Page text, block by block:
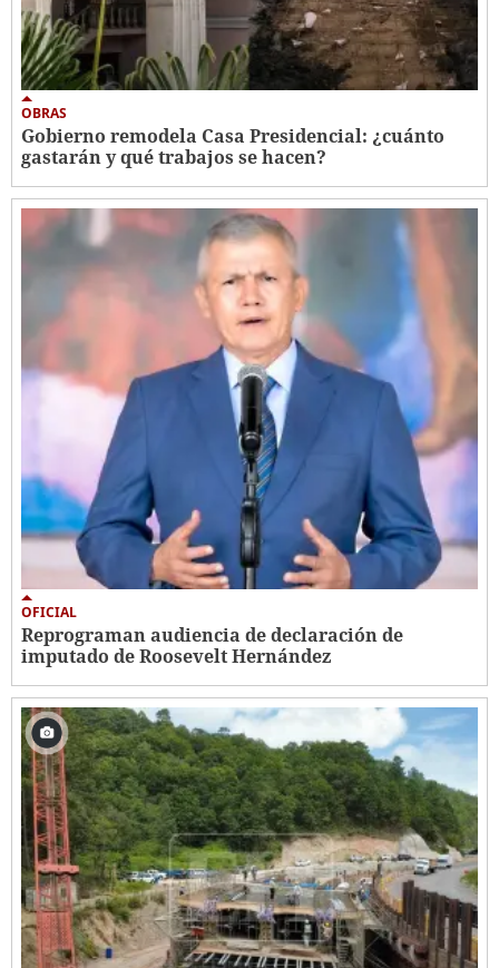
OBRAS
Gobierno remodela Casa Presidencial: ¿cuánto
gastarán y qué trabajos se hacen?
OFICIAL
Reprograman audiencia de declaración de
imputado de Roosevelt Hernández